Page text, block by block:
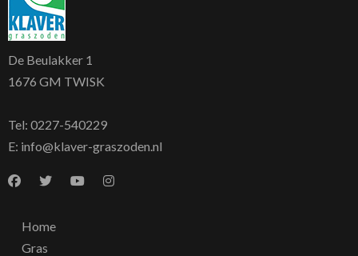
De Beulakker 1
1676 GM TWISK
Tel: 0227-540229
E: info@klaver-graszoden.nl
Home
Gras